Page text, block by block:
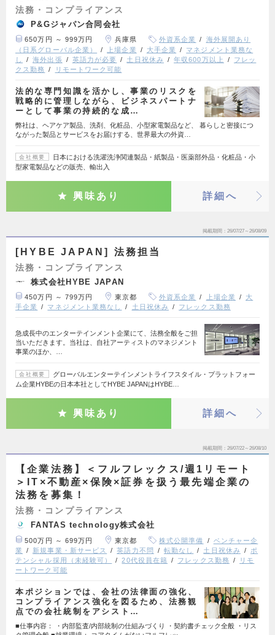
法務・コンプライアンス
P&Gジャパン合同会社
650万円 ～ 999万円 兵庫県 外資系企業
海外展開あり
（日系グローバル企業）
上場企業 大手企業
マネジメント業務な
し
海外出張 英語力が必要 土日祝休み 年収600万以上
フレッ
クス勤務
リモートワーク可能
法的な専門知識を活かし、事業のリスクを
戦略的に管理しながら、ビジネスパートナ
ーとして事業の持続的な成…
弊社は、ヘアケア製品、洗剤、化粧品、小型家電製品など、 暮らしと密接につ
ながった製品とサービスをお届けする、世界最大の外資…
会社概要
日本における洗濯洗浄関連製品・紙製品・医薬部外品・化粧品・小
型家電製品などの販売、輸出入
興味あり 詳細へ
掲載期間 26/07/27～26/08/09
[HYBE JAPAN] 法務担当
法務・コンプライアンス
株式会社HYBE JAPAN
450万円 ～ 799万円 東京都 外資系企業 上場企業
大
手企業
マネジメント業務なし 土日祝休み フレックス勤務
急成長中のエンターテインメント企業にて、法務全般をご担
当いただきます。当社は、自社アーティストのマネジメント
事業のほか、…
会社概要
グローバルエンターテインメントライフスタイル・プラットフォー
ム企業HYBEの日本本社としてHYBE JAPANはHYBE…
興味あり 詳細へ
掲載期間 26/07/22～26/08/10
【企業法務】＜フルフレックス/週1リモート
＞IT×不動産×保険×証券を扱う最先端企業の
法務を募集！
法務・コンプライアンス
FANTAS technology株式会社
500万円 ～ 699万円 東京都 株式公開準備
ベンチャー企
業
新規事業・新サービス 英語力不問 転勤なし 土日祝休み
ポ
テンシャル採用（未経験可）
20代役員在籍 フレックス勤務
リモ
ートワーク可能
本ポジションでは、会社の法律面の強化、
コンプライアンス強化を図るため、法務観
点での会社統制をアシスト…
■仕事内容： ・内部監査/内部統制の仕組みづくり ・契約書チェック全般 ・リス